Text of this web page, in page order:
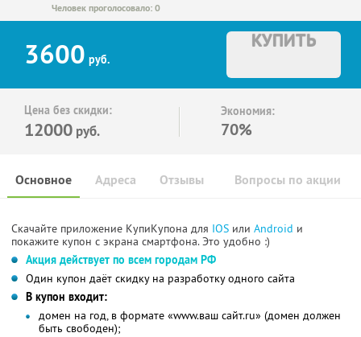
Человек проголосовало: 0
3600 руб.
КУПИТЬ
Цена без скидки:
12000 руб.
Экономия:
70%
Основное Отзывы Вопросы по акции
Адреса
Скачайте приложение КупиКупона для IOS или Android и
покажите купон с экрана смартфона. Это удобно :)
Акция действует по всем городам РФ
Один купон даёт скидку на разработку одного сайта
В купон входит:
домен на год, в формате «www.ваш сайт.ru» (домен должен
быть свободен);